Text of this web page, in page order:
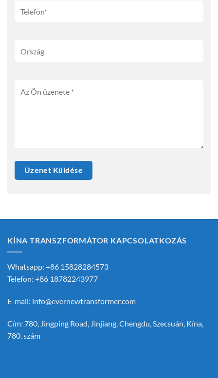
KÍNA TRANSZFORMÁTOR KAPCSOLATKOZÁS
Whatsapp: +86 15828284573
Telefon: +86 18782243977
E-mail: info@evernewtransformer.com
Cím: 780, Jingping Road, Jinjiang, Chengdu, Szecsuán, Kína,
780. szám